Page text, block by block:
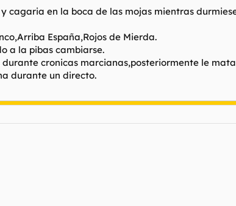
en la boca de las mojas mientras
España,Rojos de Mierda.
a la pibas cambiarse.
cronicas marcianas,posteriormente le
durante un directo.